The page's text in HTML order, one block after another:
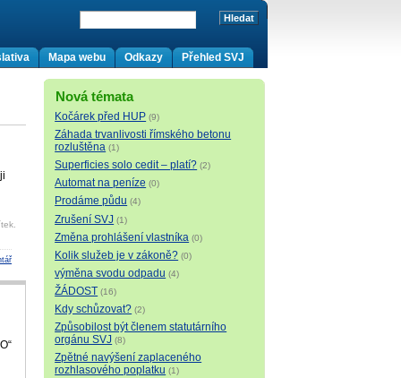
Přehled SVJ
Odkazy
Mapa webu
Nová témata
Kočárek před HUP (9)
Záhada trvanlivosti římského betonu
rozluštěna (1)
Superficies solo cedit – platí? (2)
Automat na peníze (0)
Prodáme půdu (4)
Zrušení SVJ (1)
Změna prohlášení vlastníka (0)
Kolik služeb je v zákoně? (0)
výměna svodu odpadu (4)
ŽÁDOST (16)
Kdy schůzovat? (2)
Způsobilost být členem statutárního
orgánu SVJ (8)
Zpětné navýšení zaplaceného
rozhlasového poplatku (1)